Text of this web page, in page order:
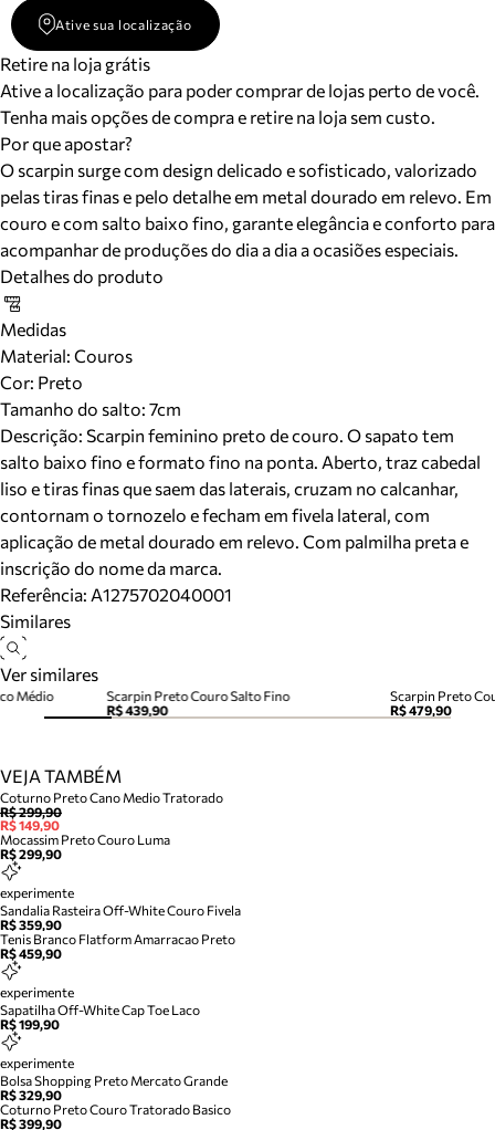
Ative sua localização
Retire na loja grátis
Ative a localização para poder comprar de lojas perto de você.
Tenha mais opções de compra e retire na loja sem custo.
Por que apostar?
O scarpin surge com design delicado e sofisticado, valorizado
pelas tiras finas e pelo detalhe em metal dourado em relevo. Em
couro e com salto baixo fino, garante elegância e conforto para
acompanhar de produções do dia a dia a ocasiões especiais.
Detalhes do produto
Medidas
Material: Couros
Cor: Preto
Tamanho do salto: 7cm
Descrição: Scarpin feminino preto de couro. O sapato tem
salto baixo fino e formato fino na ponta. Aberto, traz cabedal
liso e tiras finas que saem das laterais, cruzam no calcanhar,
contornam o tornozelo e fecham em fivela lateral, com
aplicação de metal dourado em relevo. Com palmilha preta e
inscrição do nome da marca.
Referência: A1275702040001
Similares
Ver similares
Scarpin Preto Couro Salto Fino
R$ 439,90
Scarpin Preto
R$ 479,90
Médio
VEJA TAMBÉM
Coturno Preto Cano Medio Tratorado
R$ 299,90
R$ 149,90
Mocassim Preto Couro Luma
R$ 299,90
experimente
Sandalia Rasteira Off-White Couro Fivela
R$ 359,90
Tenis Branco Flatform Amarracao Preto
R$ 459,90
experimente
Sapatilha Off-White Cap Toe Laco
R$ 199,90
experimente
Bolsa Shopping Preto Mercato Grande
R$ 329,90
Coturno Preto Couro Tratorado Basico
R$ 399,90